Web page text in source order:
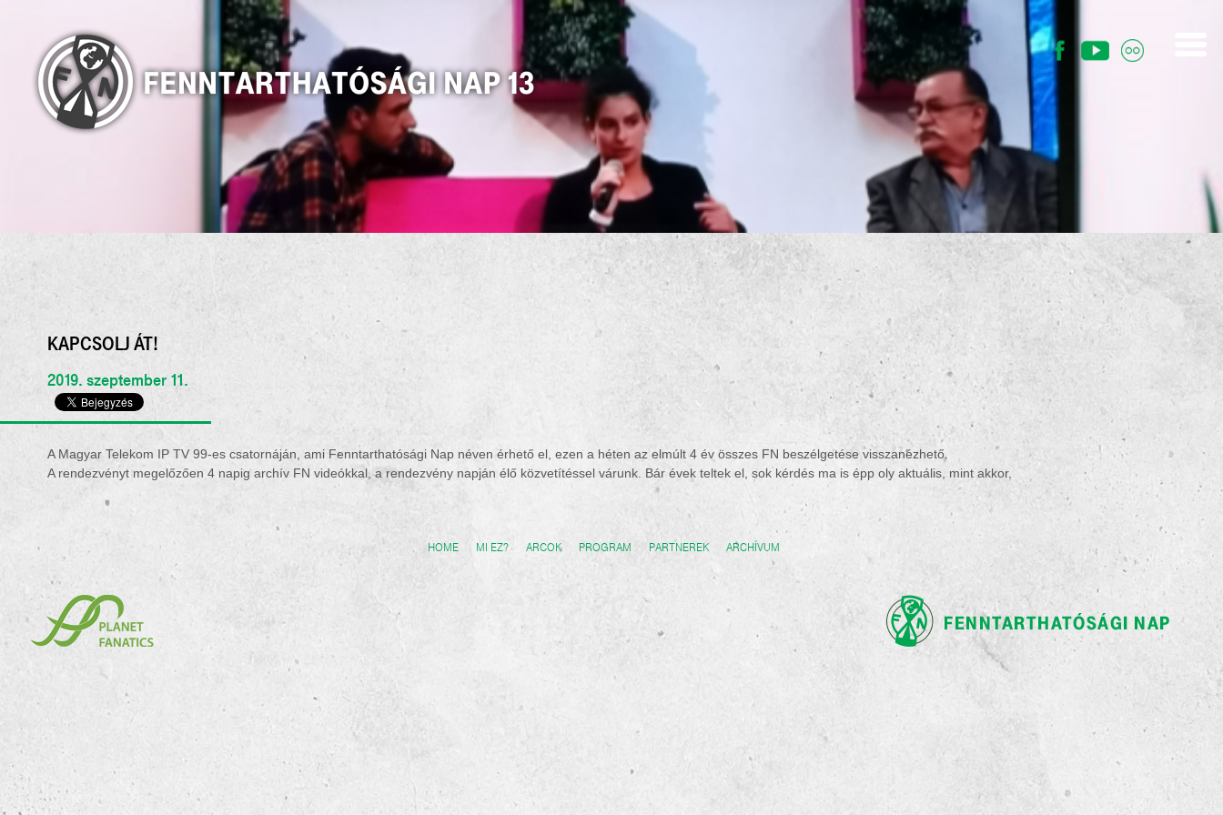
KAPCSOLJ ÁT!
2019. szeptember 11.
A Magyar Telekom IP TV 99-es csatornáján, ami Fenntarthatósági Nap néven érhető el, ezen a héten az elmúlt 4 év összes FN beszélgetése visszanézhető.
A rendezvényt megelőzően 4 napig archív FN videókkal, a rendezvény napján élő közvetítéssel várunk. Bár évek teltek el, sok kérdés ma is épp oly aktuális, mint akkor.
HOME MI EZ? ARCOK PROGRAM PARTNEREK ARCHÍVUM